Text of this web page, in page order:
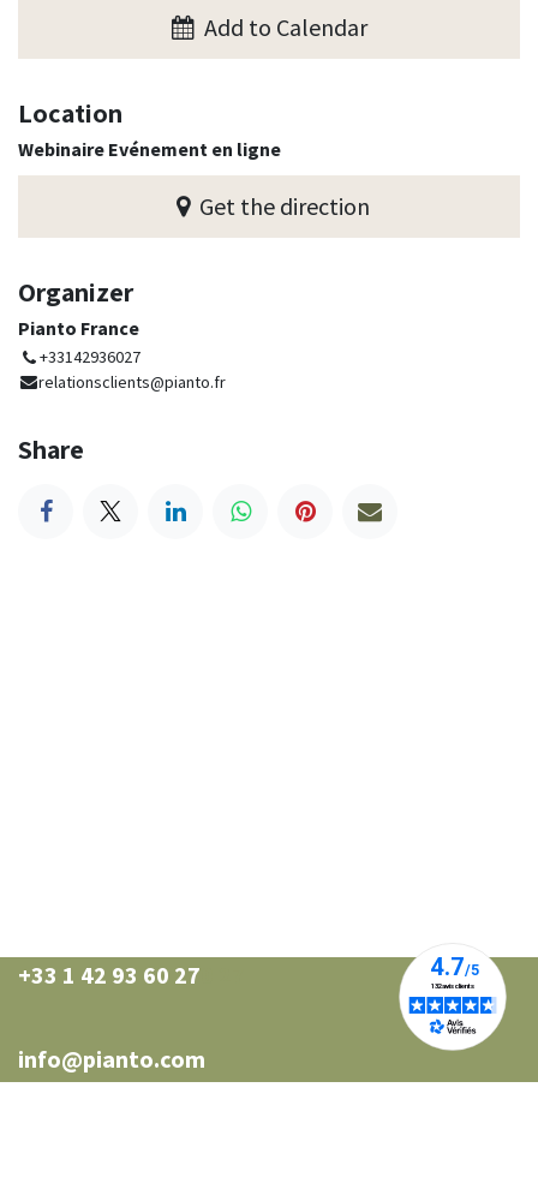
Add to Calendar
Location
Webinaire Evénement en ligne
Get the direction
Organizer
Pianto France
+33142936027
relationsclients@pianto.fr
Share
+33 1 42 93 60 27
info@pianto.com